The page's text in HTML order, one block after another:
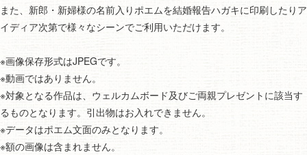
また、新郎・新婦様の名前入りポエムを結婚報告ハガキに印刷したりア
イディア次第で様々なシーンでご利用いただけます。
※画像保存形式はJPEGです。
※動画ではありません。
※対象となる作品は、ウェルカムボード及びご両親プレゼントに該当す
るものとなります。引出物はお入れできません。
※データはポエム文面のみとなります。
※額の画像は含まれません。